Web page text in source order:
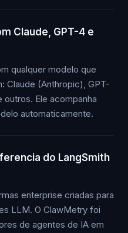
Claude, GPT-4 e
qualquer modelo que
Claude (Anthropic), GPT-
Ele acompanha
automaticamente.
do LangSmith
enterprise criadas para
LLM. O ClawMetry foi
de agentes de IA em